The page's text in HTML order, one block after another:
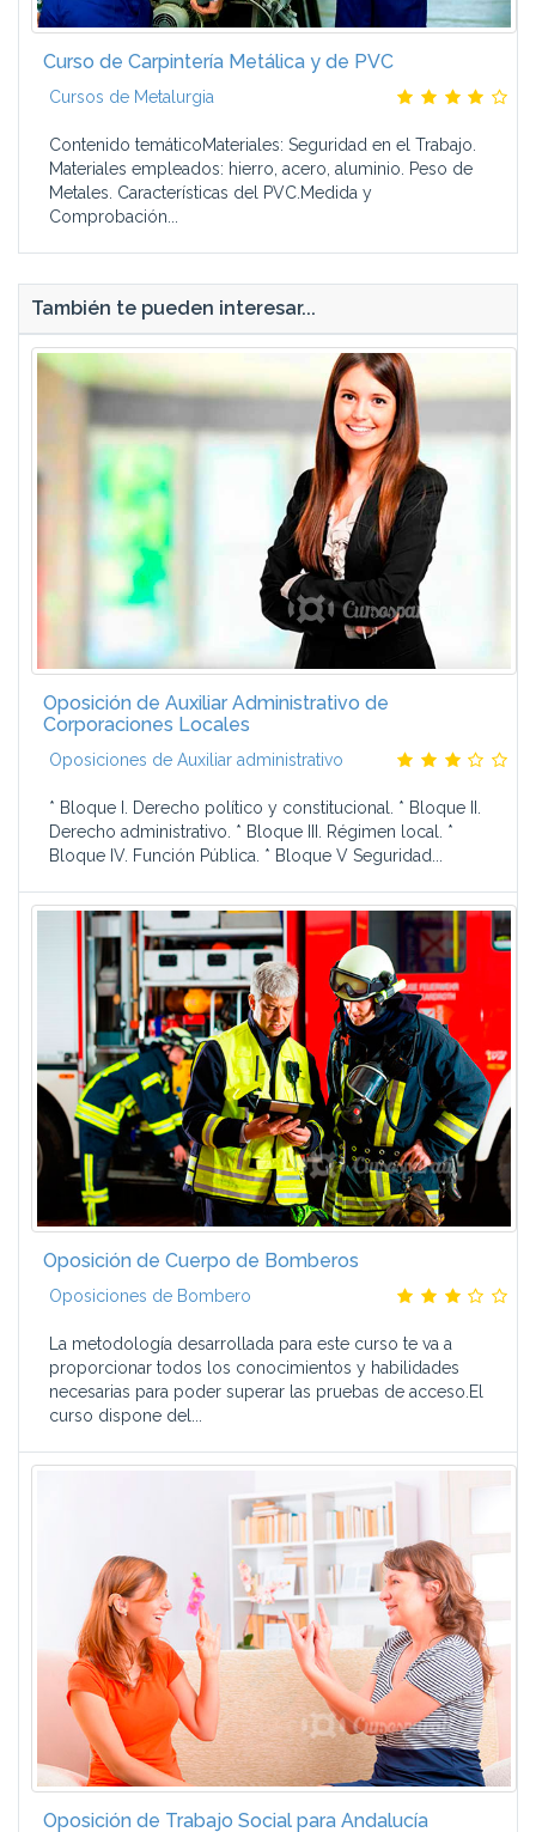
Curso de Carpintería Metálica y de PVC
Cursos de Metalurgia
Contenido temáticoMateriales: Seguridad en el Trabajo.
Materiales empleados: hierro, acero, aluminio. Peso de
Metales. Características del PVC.Medida y
Comprobación...
También te pueden interesar...
Oposición de Auxiliar Administrativo de
Corporaciones Locales
Oposiciones de Auxiliar administrativo
* Bloque I. Derecho político y constitucional. * Bloque II.
Derecho administrativo. * Bloque III. Régimen local. *
Bloque IV. Función Pública. * Bloque V Seguridad...
Oposición de Cuerpo de Bomberos
Oposiciones de Bombero
La metodología desarrollada para este curso te va a
proporcionar todos los conocimientos y habilidades
necesarias para poder superar las pruebas de acceso.El
curso dispone del...
Oposición de Trabajo Social para Andalucía